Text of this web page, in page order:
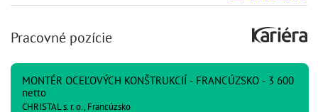
Pracovné pozície
MONTÉR OCEĽOVÝCH KONŠTRUKCIÍ - FRANCÚZSKO - 3 600
netto
CHRISTAL s. r. o., Francúzsko